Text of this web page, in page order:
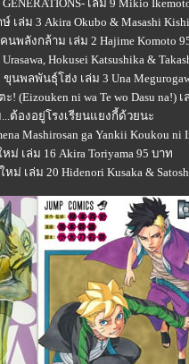
เล่ม 9 Mikio
ล่ม 3 Akira Okubo & Masashi
พลังกล้าม เล่ม 2 Hajime Komoto
Hokusei Katsushika &
พลพันธุ์โฮ่ง เล่ม 3 Una
ni wa Te wo Dasu na!) เ
ต้องอยู่โรงเรียนแยงกี้ด้วยนะ
Mashirosan ga Yankii Koukou
ม่ เล่ม 16 Akira Toriyama 95 บาท
ม่ เล่ม 20 Hidenori Kusaka &